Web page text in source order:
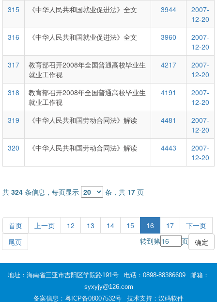
315
《中华人民共和国就业促进法》全文 3944
2007-
12-20
316
《中华人民共和国就业促进法》全文 3960
2007-
12-20
317
教育部召开2008年全国普通高校毕业生
就业工作视
4217
2007-
12-20
318
教育部召开2008年全国普通高校毕业生
就业工作视
4191
2007-
12-20
319
《中华人民共和国劳动合同法》解读 4481
2007-
12-20
320
《中华人民共和国劳动合同法》解读 4443
2007-
12-20
共 324 条信息，每页显示 条，共 17 页
首页 上一页 12 13 14 15 16 17
下一页
尾页
转到第 页
地址：海南省三亚市吉阳区学院路191号 电话：0898-88386609
邮箱：
syxyjy@126.com
备案信息：粤ICP备08007532号 技术支持：汉码软件